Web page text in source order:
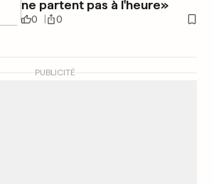
ne partent pas à l'heure»
0 0
PUBLICITÉ